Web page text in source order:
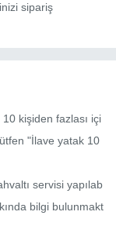
sipariş
kişiden fazlası içi
"İlave yatak 10
servisi yapılab
bilgi bulunmakt